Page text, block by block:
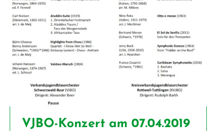
VJBO-Konzert am 07.04.2019